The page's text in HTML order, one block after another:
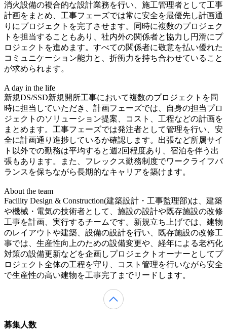
消火設備の複合的な設計業務を行い、施工管理者として工事
計画をまとめ、工事フェーズでは常に安全を最優先し計画通
りにプロジェクトを完了させます。同時に複数のプロジェク
トを担当することもあり、社内外の関係者と協力し円滑にプ
ロジェクトを進めます。すべての関係者に敬意を払い優れた
コミュニケーション能力と、折衝力を持ち合わせていること
が求められます。
A day in the life
新規DS/SSD新規開所工事において複数のプロジェクトを同
時に担当していただき、計画フェーズでは、自身の担当プロ
ジェクトのソリューション提案、コスト、工程などの計画を
まとめます。工事フェーズでは発注者として管理を行い、安
全に計画通り進捗しているか確認します。出張など所属サイ
ト以外での勤務は平均すると週2回程度あり、宿泊を伴う出
張もあります。また、フレックス勤務制度でワークライフバ
ランスを保ちながら長期的なキャリアを築けます。
About the team
Facility Design & Construction(建築設計・工事監理部)は、建築
や機械・電気の技術者として、施設の設計や既存施設の改修
工事を計画、実行するチームです。新規立ち上げでは、建物
のレイアウトや建築、設備の設計を行い、既存施設の改修工
事では、生産性向上のための設備変更や、経年による老朽化
対策の設備更新などを企画しプロジェクトオーナーとしてプ
ロジェクト全体の工程を守り、コスト管理を行いながら安全
で生産性の高い建物を工事完了までリードします。
募集人数